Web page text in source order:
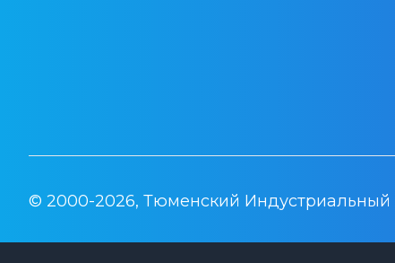
© 2000-2026, Тюменский Индустриальный